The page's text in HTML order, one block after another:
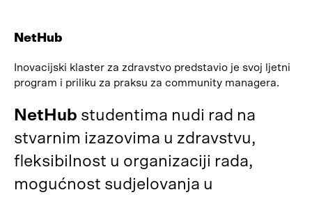
NetHub
Inovacijski klaster za zdravstvo predstavio je svoj ljetni
program i priliku za praksu za community managera.
NetHub studentima nudi rad na
stvarnim izazovima u zdravstvu,
fleksibilnost u organizaciji rada,
mogućnost sudjelovanja u